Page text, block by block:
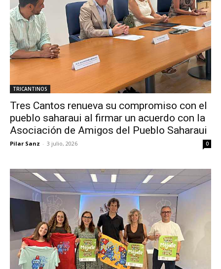
TRICANTINOS
Tres Cantos renueva su compromiso con el
pueblo saharaui al firmar un acuerdo con la
Asociación de Amigos del Pueblo Saharaui
Pilar Sanz - 3 julio, 2026 0